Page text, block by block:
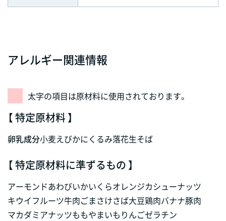
アレルギー関連情報
太字の項目は原材料に使用されております。
【 特定原材料 】
卵乳成分小麦えびかにくるみ落花生そば
【 特定原材料に準ずるもの 】
アーモンドあわびいかいくらオレンジカシューナッツ
キウイフルーツ牛肉ごまさけさば大豆鶏肉バナナ豚肉
マカダミアナッツももやまいも りんごゼラチン